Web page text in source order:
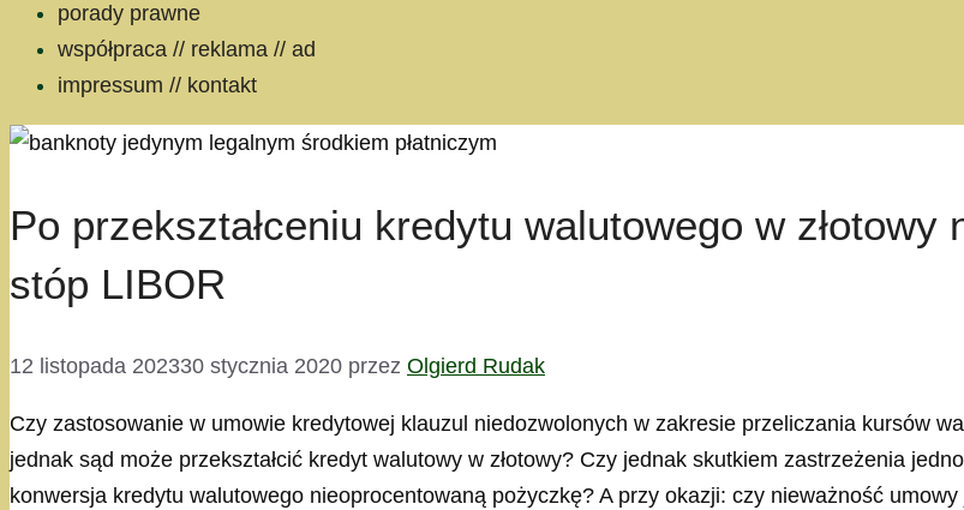
porady prawne
współpraca // reklama // ad
impressum // kontakt
Po przekształceniu kredytu walutowego w
stóp LIBOR
12 listopada 202330 stycznia 2020 przez Olgierd Rudak
Czy zastosowanie w umowie kredytowej klauzul niedozwolonych w zakresie przeliczania kursów
jednak sąd może przekształcić kredyt walutowy w złotowy? Czy jednak skutkiem zastrzeżenia
konwersja kredytu walutowego nieoprocentowaną pożyczkę? A przy okazji: czy nieważność